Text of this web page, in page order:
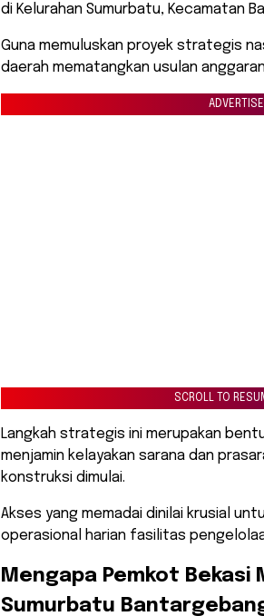
di Kelurahan Sumurbatu, Kecamatan
Guna memuluskan proyek strategis
daerah mematangkan usulan
SCROLL TO
​Langkah strategis ini merupakan
menjamin kelayakan sarana dan
konstruksi dimulai.
Akses yang memadai dinilai krusial
operasional harian fasilitas
​Mengapa Pemkot Bekasi
Sumurbatu